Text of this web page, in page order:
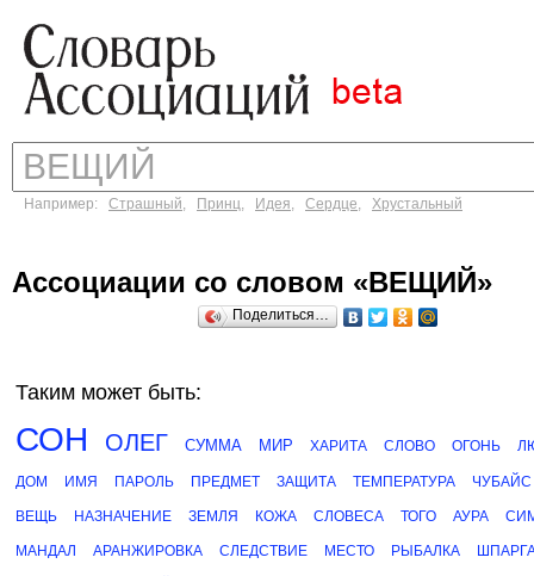
Например: Страшный, Принц, Идея, Сердце, Хрустальный
Ассоциации со словом «ВЕЩИЙ»
Поделиться…
Таким может быть:
СОН ОЛЕГ СУММА МИР ХАРИТА СЛОВО ОГОНЬ
ДОМ ИМЯ ПАРОЛЬ ПРЕДМЕТ ЗАЩИТА ТЕМПЕРАТУРА ЧУБАЙС
ВЕЩЬ НАЗНАЧЕНИЕ ЗЕМЛЯ КОЖА СЛОВЕСА ТОГО АУРА
МАНДАЛ АРАНЖИРОВКА СЛЕДСТВИЕ МЕСТО РЫБАЛКА